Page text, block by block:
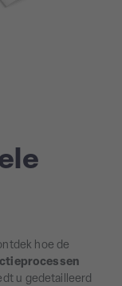
hoe de
u gedetailleerd